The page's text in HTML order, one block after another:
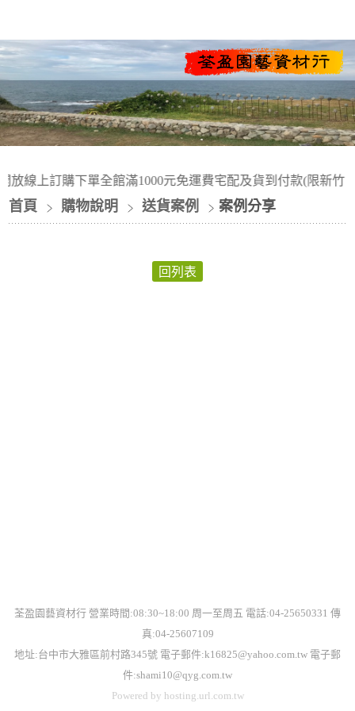
放線上訂購下單全館滿1000元免運費宅配及貨到付款(限新竹
首頁 購物說明 送貨案例 案例分享
回列表
荃盈園藝資材行 營業時間:08:30~18:00 周一至周五 電話:04-25650331 傳
真:04-25607109
地址:台中市大雅區前村路345號 電子郵件:k16825@yahoo.com.tw 電子郵
件:shami10@qyg.com.tw
Powered by hosting.url.com.tw